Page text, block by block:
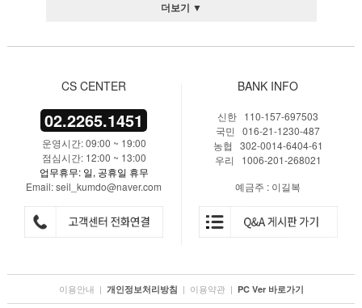
더보기 ▼
CS CENTER
02.2265.1451
운영시간: 09:00 ~ 19:00
점심시간: 12:00 ~ 13:00
업무휴무: 일, 공휴일 휴무
Email: seil_kumdo@naver.com
BANK INFO
신한 110-157-697503
국민 016-21-1230-487
농협 302-0014-6404-61
우리 1006-201-268021
예금주 : 이길복
이용안내 | 개인정보처리방침 | 이용약관 | PC Ver 바로가기